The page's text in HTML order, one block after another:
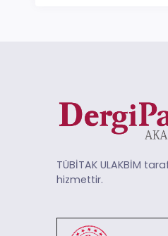
TÜBİTAK ULAKBİM
hizmettir.